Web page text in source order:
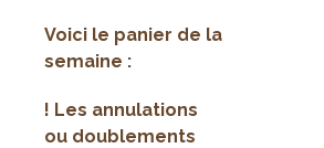
Voici le panier de la
semaine :
! Les annulations
ou doublements